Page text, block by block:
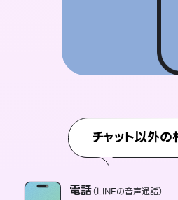
チャット以外
電話（LINEの音声通話）